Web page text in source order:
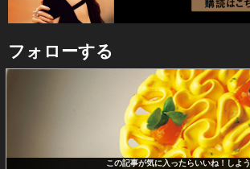
フォローする
この記事が気に入ったらいいね！しよう